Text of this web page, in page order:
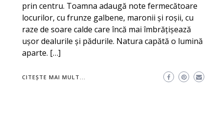
prin centru. Toamna adaugă note fermecătoare
locurilor, cu frunze galbene, maronii și roșii, cu
raze de soare calde care încă mai îmbrățișează
ușor dealurile și pădurile. Natura capătă o lumină
aparte. […]
CITEȘTE MAI MULT...